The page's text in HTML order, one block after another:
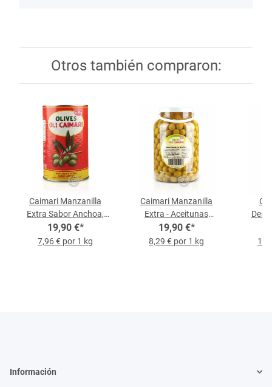
Otros también compraron:
Caimari Manzanilla
Extra Sabor Anchoa,
Lata 4,1 kg
19,90 €*
7,96 € por 1 kg
Caimari Manzanilla
Extra - Aceitunas
Manzanilla, cubo de 2,4
kg
19,90 €*
8,29 € por 1 kg
sin
Información